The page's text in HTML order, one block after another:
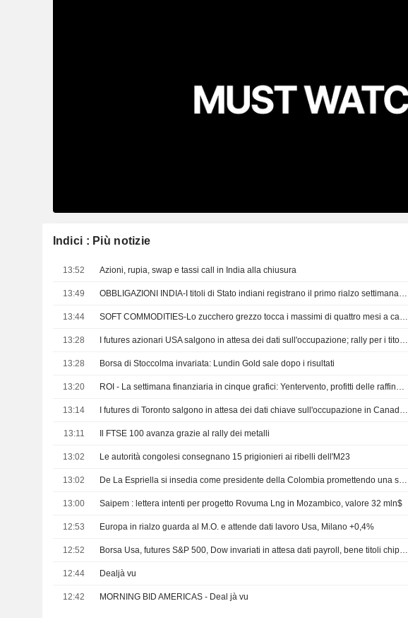
Indici : Più notizie
13:52 Azioni, rupia, swap e tassi call in India alla chiusura
13:49 OBBLIGAZIONI INDIA-I titoli di Stato indiani registrano il primo rialzo settimanale in un mese grazie alla RBI accomodante e al calo del greggio
13:44 SOFT COMMODITIES-Lo zucchero grezzo tocca i massimi di quattro mesi a causa della contrazione dell'offerta
13:28 I futures azionari USA salgono in attesa dei dati sull'occupazione; rally per i titoli dei chip e del software
13:28 Borsa di Stoccolma invariata: Lundin Gold sale dopo i risultati
13:20 ROI - La settimana finanziaria in cinque grafici: Yentervento, profitti delle raffinerie e spese folli per SpaceX
13:14 I futures di Toronto salgono in attesa dei dati chiave sull'occupazione in Canada e negli Stati Uniti
13:11 Il FTSE 100 avanza grazie al rally dei metalli
13:02 Le autorità congolesi consegnano 15 prigionieri ai ribelli dell'M23
13:02 De La Espriella si insedia come presidente della Colombia promettendo una stretta sulla sicurezza
13:00 Saipem : lettera intenti per progetto Rovuma Lng in Mozambico, valore 32 mln$
12:53 Europa in rialzo guarda al M.O. e attende dati lavoro Usa, Milano +0,4%
12:52 Borsa Usa, futures S&P 500, Dow invariati in attesa dati payroll, bene titoli chip, software
12:44 Dealjà vu
12:42 MORNING BID AMERICAS - Deal jà vu